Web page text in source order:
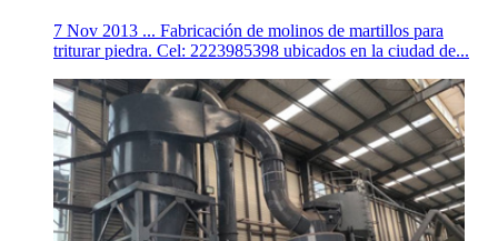
7 Nov 2013 ... Fabricación de molinos de martillos para
triturar piedra. Cel: 2223985398 ubicados en la ciudad de...